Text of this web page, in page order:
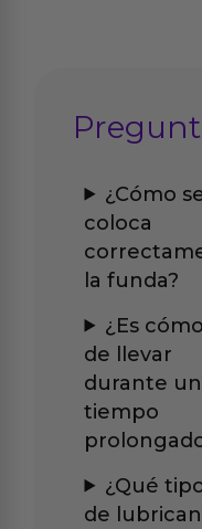
¿Cómo
coloca
la funda?
¿Es
de llevar
durante un
tiempo
¿Qué
de